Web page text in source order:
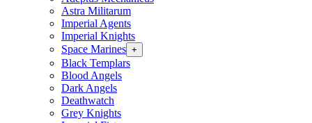
Astra Militarum
Imperial Agents
Imperial Knights
Space Marines +
Black Templars
Blood Angels
Dark Angels
Deathwatch
Grey Knights